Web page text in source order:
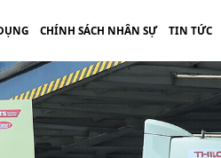
CHÍNH SÁCH NHÂN SỰ TIN TỨC